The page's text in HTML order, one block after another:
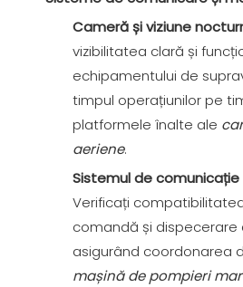
Cameră și viziune
vizibilitatea clară și
echipamentului de
timpul operațiunilor pe
platformele înalte ale
aeriene.
Sistemul de comunicație
Verificați
comandă și dispecerare
asigurând coordonarea
mașină de pompieri